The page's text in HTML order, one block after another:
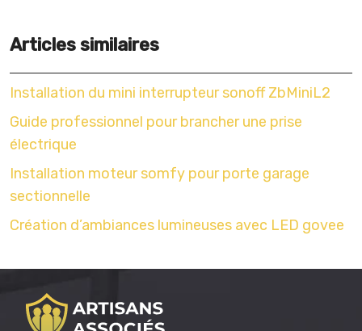
Articles similaires
Installation du mini interrupteur sonoff ZbMiniL2
Guide professionnel pour brancher une prise
électrique
Installation moteur somfy pour porte garage
sectionnelle
Création d’ambiances lumineuses avec LED govee